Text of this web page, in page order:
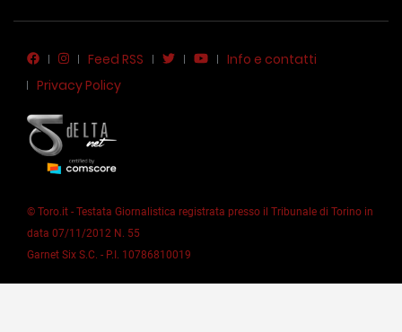
Feed RSS
Info e contatti
Privacy Policy
© Toro.it - Testata Giornalistica registrata presso il Tribunale di Torino in
data 07/11/2012 N. 55
Garnet Six S.C. - P.I. 10786810019